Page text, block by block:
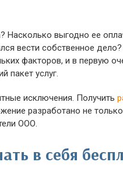
Насколько выгодно ее
вести собственное
факторов, и в первую
пакет услуг.
исключения. Получить
разработано не
ООО.
в себя